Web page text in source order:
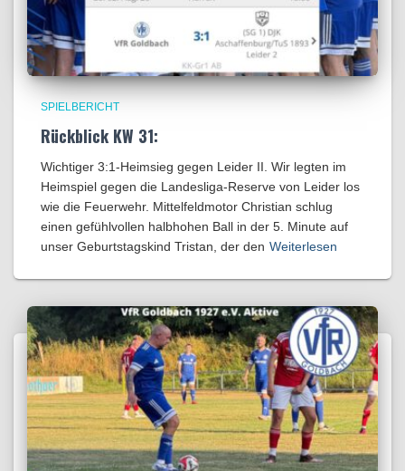
SPIELBERICHT
Rückblick KW 31:
Wichtiger 3:1-Heimsieg gegen Leider II. Wir legten im
Heimspiel gegen die Landesliga-Reserve von Leider los
wie die Feuerwehr. Mittelfeldmotor Christian schlug
einen gefühlvollen halbhohen Ball in der 5. Minute auf
unser Geburtstagskind Tristan, der den Weiterlesen